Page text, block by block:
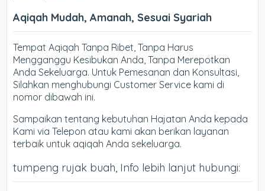
Aqiqah Mudah, Amanah, Sesuai Syariah
Tempat Aqiqah Tanpa Ribet, Tanpa Harus
Mengganggu Kesibukan Anda, Tanpa Merepotkan
Anda Sekeluarga. Untuk Pemesanan dan Konsultasi,
Silahkan menghubungi Customer Service kami di
nomor dibawah ini.
Sampaikan tentang kebutuhan Hajatan Anda kepada
Kami via Telepon atau kami akan berikan layanan
terbaik untuk aqiqah Anda sekeluarga.
tumpeng rujak buah, Info lebih lanjut hubungi: